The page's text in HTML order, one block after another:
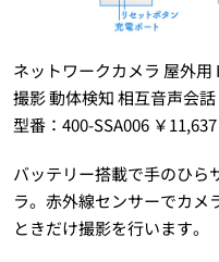
ネットワークカメラ 屋外用
撮影 動体検知 相互音声会
型番：400-SSA006 ￥11,637
バッテリー搭載で手のひら
ラ。赤外線センサーでカメ
ときだけ撮影を行います。